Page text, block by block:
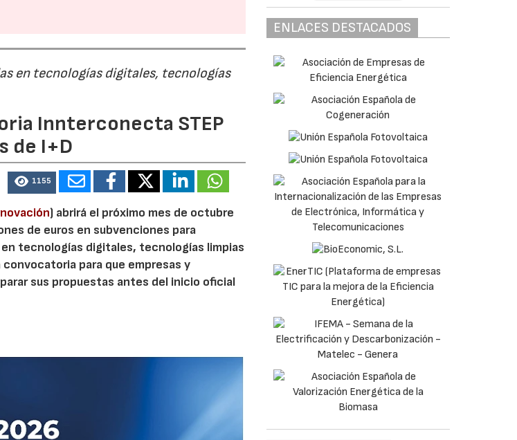
en tecnologías digitales, tecnologías
Innterconecta STEP
de I+D
1155
) abrirá el próximo mes de octubre
de euros en subvenciones para
tecnologías digitales, tecnologías limpias
para que empresas y
sus propuestas antes del inicio oficial
ENLACES DESTACADOS